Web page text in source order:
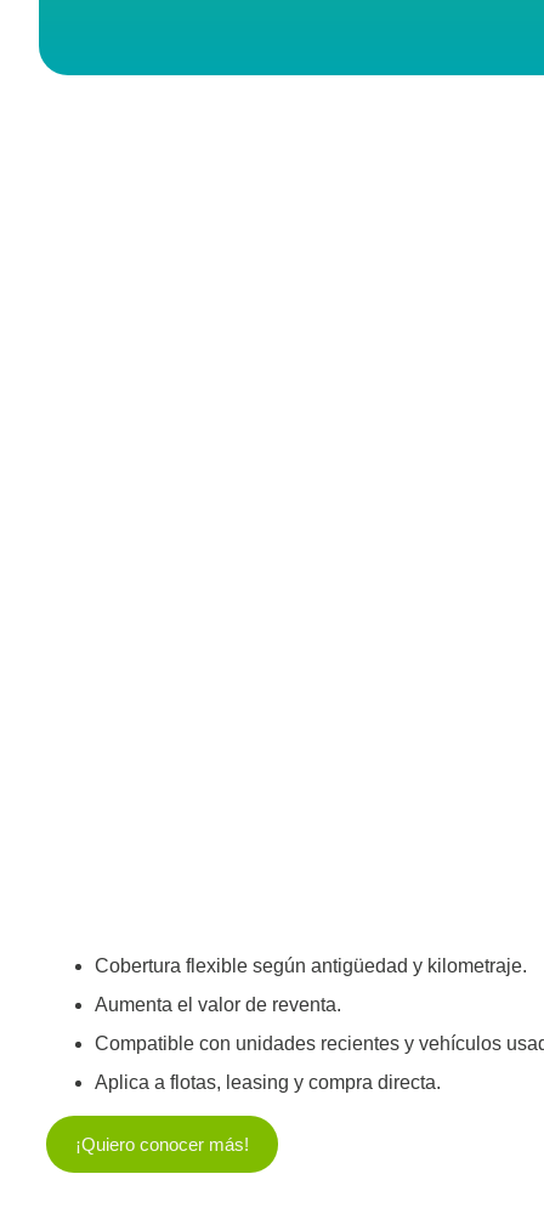
Cobertura flexible según antigüedad y kilometraje.
Aumenta el valor de reventa.
Compatible con unidades recientes y vehículos
Aplica a flotas, leasing y compra directa.
¡Quiero conocer más!